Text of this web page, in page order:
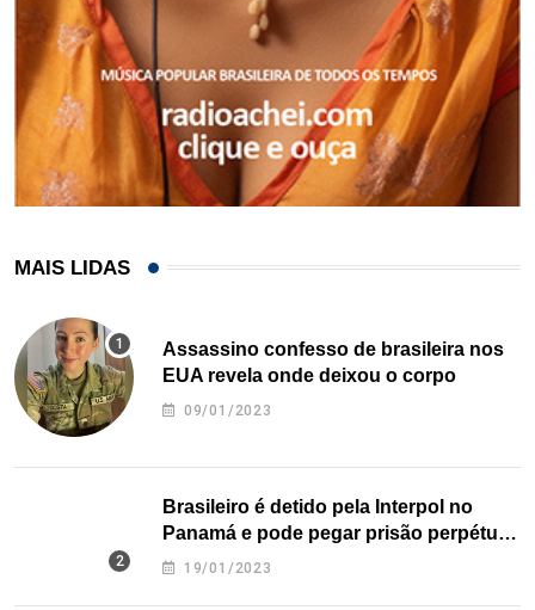
MAIS LIDAS
Assassino confesso de brasileira nos
EUA revela onde deixou o corpo
09/01/2023
Brasileiro é detido pela Interpol no
Panamá e pode pegar prisão perpétua
nos EUA
19/01/2023